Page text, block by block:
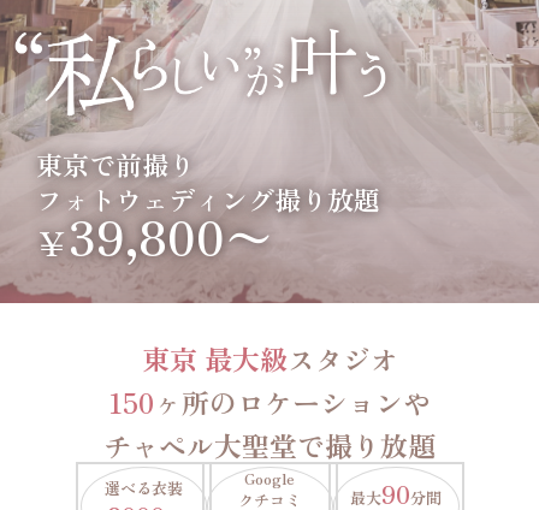
東京で前撮り
フォトウェディング撮り放題
￥39,800〜
東京 最大級スタジオ
150ヶ所のロケーションや
チャペル大聖堂で撮り放題
選べる衣装
Google
クチコミ
最大90分間